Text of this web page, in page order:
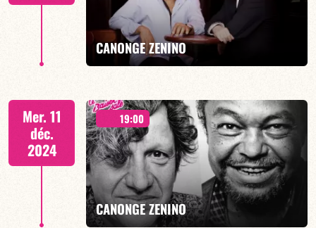
CANONGE ZENINO
Duo Jazz - 19h00
EN SAVOIR PLUS
Mer. 11
déc.
2024
19:00
CANONGE ZENINO